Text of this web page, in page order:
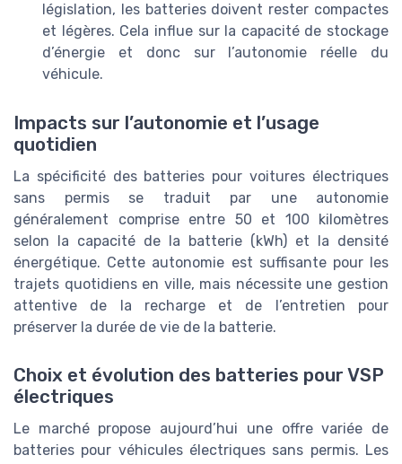
législation, les batteries doivent rester compactes
et légères. Cela influe sur la capacité de stockage
d’énergie et donc sur l’autonomie réelle du
véhicule.
Impacts sur l’autonomie et l’usage
quotidien
La spécificité des batteries pour voitures électriques
sans permis se traduit par une autonomie
généralement comprise entre 50 et 100 kilomètres
selon la capacité de la batterie (kWh) et la densité
énergétique. Cette autonomie est suffisante pour les
trajets quotidiens en ville, mais nécessite une gestion
attentive de la recharge et de l’entretien pour
préserver la durée de vie de la batterie.
Choix et évolution des batteries pour VSP
électriques
Le marché propose aujourd’hui une offre variée de
batteries pour véhicules électriques sans permis. Les